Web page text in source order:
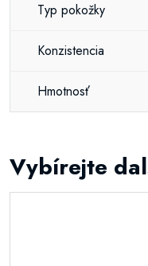
Typ pokožky
Konzistencia
Hmotnosť
Vybírejte